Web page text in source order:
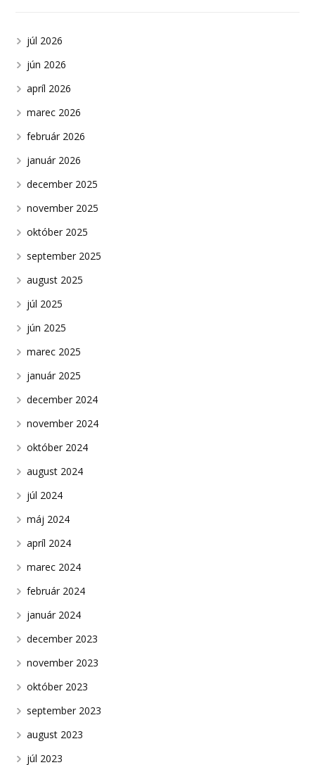
júl 2026
jún 2026
apríl 2026
marec 2026
február 2026
január 2026
december 2025
november 2025
október 2025
september 2025
august 2025
júl 2025
jún 2025
marec 2025
január 2025
december 2024
november 2024
október 2024
august 2024
júl 2024
máj 2024
apríl 2024
marec 2024
február 2024
január 2024
december 2023
november 2023
október 2023
september 2023
august 2023
júl 2023